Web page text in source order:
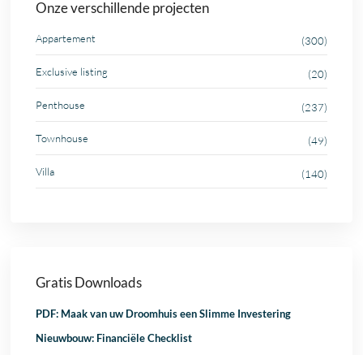
Onze verschillende projecten
Appartement (300)
Exclusive listing (20)
Penthouse (237)
Townhouse (49)
Villa (140)
Gratis Downloads
PDF: Maak van uw Droomhuis een Slimme Investering
Nieuwbouw: Financiële Checklist